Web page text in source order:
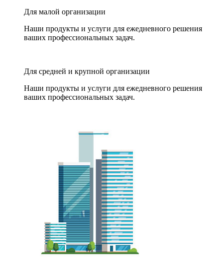
Для малой организации
Наши продукты и услуги для ежедневного решения
ваших профессиональных задач.
Для средней и крупной организации
Наши продукты и услуги для ежедневного решения
ваших профессиональных задач.